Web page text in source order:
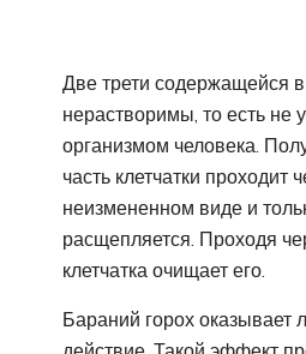
Две трети содержащейся в
нерастворимы, то есть не
организмом человека.
часть клетчатки проходит
неизмененном виде и
расщепляется. Проходя
клетчатка очищает его.
Бараний горох оказывает